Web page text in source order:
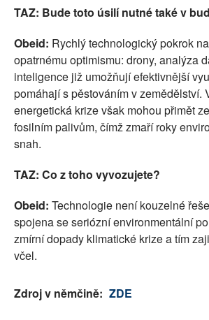
TAZ: Bude toto úsilí nutné také v
Obeid: Rychlý technologický pokrok
opatrnému optimismu: drony, analýza
inteligence již umožňují efektivnější
pomáhají s pěstováním v zemědělství.
energetická krize však mohou přimět
fosilním palivům, čímž zmaří roky
snah.
TAZ: Co z toho vyvozujete?
Obeid: Technologie není kouzelné
spojena se seriózní environmentální
zmírní dopady klimatické krize a tím
včel.
Zdroj v němčině: ZDE